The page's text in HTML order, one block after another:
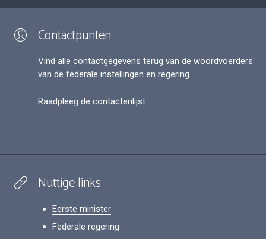
Contactpunten
Vind alle contactgegevens terug van de woordvoerders
van de federale instellingen en regering.
Raadpleeg de contactenlijst
Nuttige links
Eerste minister
Federale regering